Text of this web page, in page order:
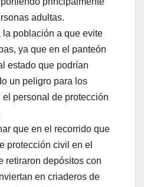
adultas.
la población a que evite
ya que en el panteón
estado que podrían
un peligro para los
el personal de protección
que en el recorrido que
protección civil en el
retiraron depósitos con
en criaderos de